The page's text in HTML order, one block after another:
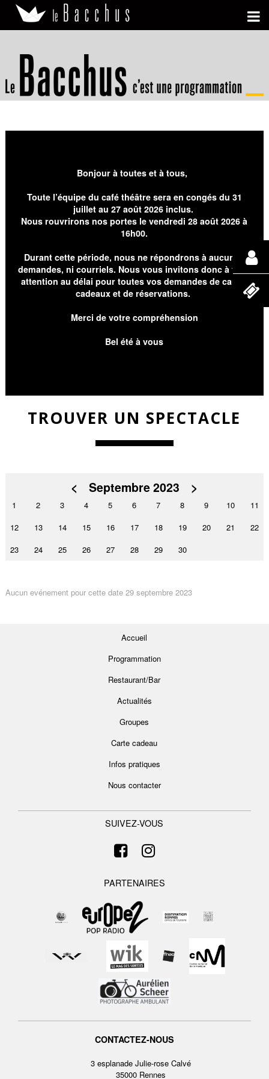
Bonjour à toutes et à tous,
Toute l’équipe du café théâtre sera en congés du 31
juillet au 27 août 2026 inclus.
Nous rouvrirons nos portes le vendredi 28 août 2026 à
16h00.
Durant cette période, nous ne répondrons à aucunes
demandes, ni courriels. Nous vous invitons donc à faire
attention au délai pour toutes vos demandes de cartes
cadeaux et de réservations.
Merci de votre compréhension
Bel été à vous
TROUVER UN SPECTACLE
< Septembre 2023 >
1 2 3 4 5 6 7 8 9 10
11
12
13 14 15 16 17 18 19 20 21
22
23
24 25 26 27 28 29 30
Aucun evénement pour cette date 29 septembre 2023
Accueil
Programmation
Restaurant/Bar
Actualités
Groupes
Carte cadeau
Infos pratiques
Nous contacter
SUIVEZ-VOUS
PARTENAIRES
CONTACTEZ-NOUS
3 esplanade Julie-rose Calvé
35000 Rennes